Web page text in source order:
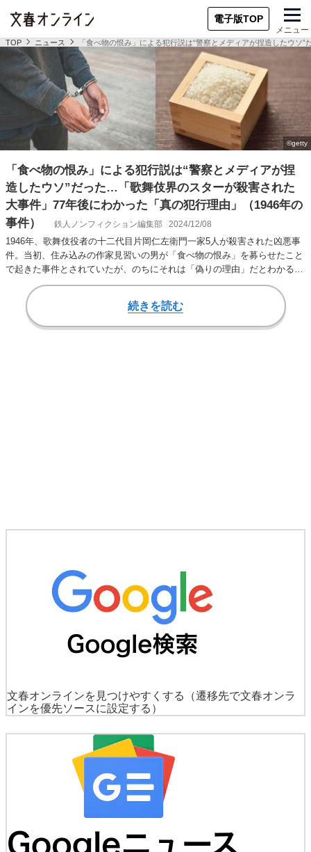
電子版TOP
メニュー
TOP ニュース 「食べ物の恨み」による犯行説は“警察とメディアが捏造したウ
「食べ物の恨み」による犯行説は“警察とメディアが捏
造したウソ”だった…「歌舞伎界のスターが殺害された
大事件」77年後にわかった「真の犯行理由」（1946年の
事件）
鉄人ノンフィクション編集部 2024/12/08
1946年、歌舞伎役者の十二代目片岡仁左衛門一家5人が殺害された凶悪事
件。当初、住み込みの作家見習いの男が「食べ物の恨み」を募らせたこと
で起きた事件とされていたが、のちにそれは「偽りの理由」だとわかる。
男はなぜ恩人…
続きを読む
文春オンラインを見つけやすくする
（遷移先で文春オンラ
インを優先ソースに設定する）